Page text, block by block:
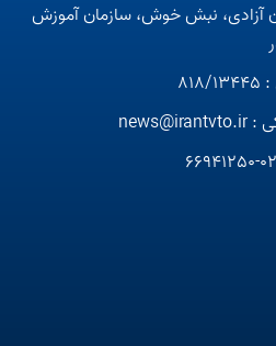
آزادی، نبش خوش، سازمان آموزش
:
news@irantvto.ir
021-